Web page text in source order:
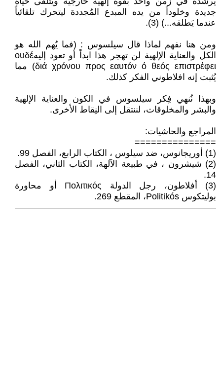
جديدة وخلوداً من يده المبدع المُجددة ليتحرك تلقائياً
عندما يَطلقه...) (3).
ومن هنا نفهم لماذا قال سيلسوس : (فما يُهم الله هو
الكل والعناية الإلهية لن تهجر هذا ابداً أو تعود إليهουδέ
διά χρόνου προς εαυτόν ό θεός επιστρέφει) مما
يُثبت إنه افلاطوني الفكر كذلك.
وبهذا نُنهي فِكر سيلسوس في الكون والعناية الإلهية
والبشر والمخلوقات، لننتقل إلى النِقاط الأخرى.
المراجع والحاشيات:
===============
(1) أوريجانوس، ضد سيلوس ، الكتاب الرابع، الفصل 99.
(2) شيشرون ، في طبيعة الآلهة، الكتاب الثاني، الفصل
14.
(3) أفلاطون، رجل الدولة Πολιτικός أو محاورة
بوليتكوس Politikós، المقطع 269.